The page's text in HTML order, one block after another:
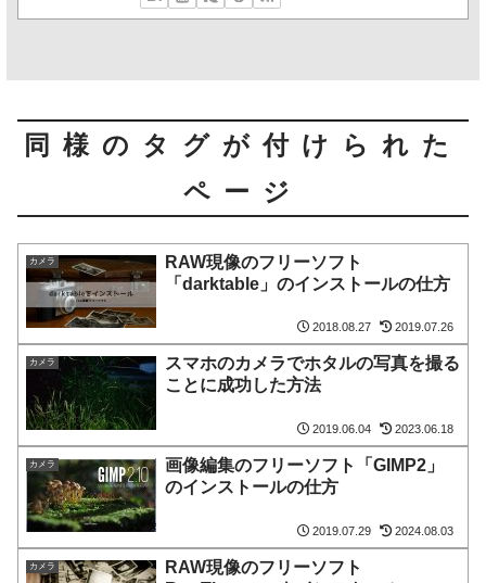
同様のタグが付けられた
ページ
カメラ
RAW現像のフリーソフト
「darktable」のインストールの仕方
2018.08.27 2019.07.26
カメラ
スマホのカメラでホタルの写真を撮る
ことに成功した方法
2019.06.04 2023.06.18
カメラ
画像編集のフリーソフト「GIMP2」
のインストールの仕方
2019.07.29 2024.08.03
カメラ
RAW現像のフリーソフト